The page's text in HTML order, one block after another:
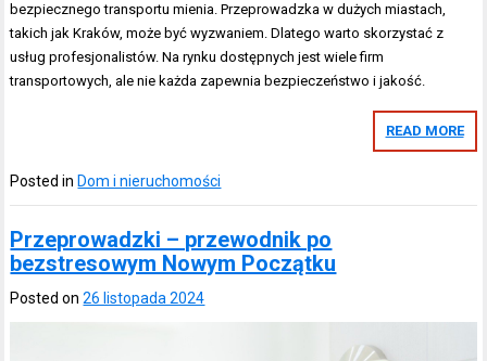
bezpiecznego transportu mienia. Przeprowadzka w dużych miastach,
takich jak Kraków, może być wyzwaniem. Dlatego warto skorzystać z
usług profesjonalistów. Na rynku dostępnych jest wiele firm
transportowych, ale nie każda zapewnia bezpieczeństwo i jakość.
READ MORE
Posted in Dom i nieruchomości
Przeprowadzki – przewodnik po
bezstresowym Nowym Początku
Posted on26 listopada 2024